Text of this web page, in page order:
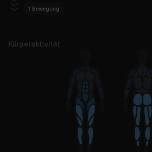
1 Bewegung
Körperaktivität